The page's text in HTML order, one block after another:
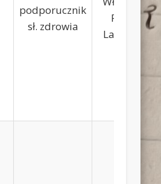
podporucznik
sł. zdrowia
Paulina
Laskowska